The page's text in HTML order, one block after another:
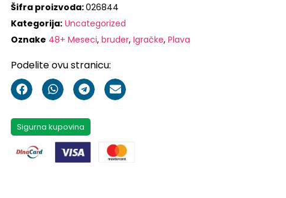
Šifra proizvoda:026844
Kategorija: Uncategorized
Oznake 48+ Meseci,bruder,Igračke,Plava
Podelite ovu stranicu:
Sigurna kupovina